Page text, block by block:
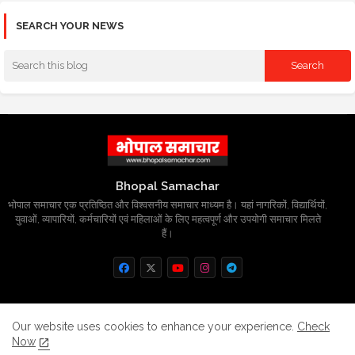
SEARCH YOUR NEWS
Bhopal Samachar
भोपाल समाचार एक प्रतिष्ठित और विश्वसनीय समाचार माध्यम है। यहां नागरिकों, विद्यार्थियों,
युवाओं, व्यापारियों, कर्मचारियों एवं महिलाओं के लिए महत्वपूर्ण और उपयोगी समाचार मिलते
हैं।
Home About Contact us
Privacy Policy
Our website uses cookies to enhance your experience. Check
Now